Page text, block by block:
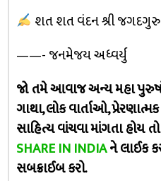
શત શત વંદન શ્રી જગદગુરુ
——- જનમેજય અધ્વર્યુ
જો તમે આવાજ અન્ય મહા
ગાથા, લોક વાર્તાઓ,
સાહિત્ય વાંચવા માંગતા
SHARE IN INDIAને લાઈક
સબક્રાઈબ કરો.